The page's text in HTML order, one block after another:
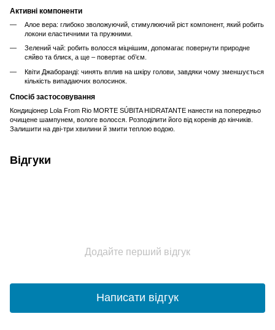
Активні компоненти
Алое вера: глибоко зволожуючий, стимулюючий ріст компонент, який робить
локони еластичними та пружними.
Зелений чай: робить волосся міцнішим, допомагає повернути природне
сяйво та блиск, а ще – повертає об’єм.
Квіти Джаборанді: чинять вплив на шкіру голови, завдяки чому зменшується
кількість випадаючих волосинок.
Спосіб застосовування
Кондиціонер Lola From Rio MORTE SÚBITA HIDRATANTE нанести на попередньо
очищене шампунем, вологе волосся. Розподілити його від коренів до кінчиків.
Залишити на дві-три хвилини й змити теплою водою.
Відгуки
Додайте перший відгук
Написати відгук